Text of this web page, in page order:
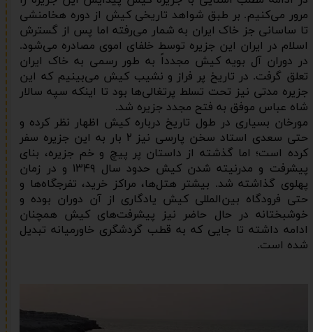
مرور می‌کنیم. بر طبق شواهد تاریخی کیش از دوره هخامنشی
تا ساسانی جز خاک ایران به شمار می‌رفته اما پس از گسترش
اسلام در ایران این جزیره توسط خلفای اموی مصادره می‌شود.
در دوران آل بویه کیش مجدداً به طور رسمی به خاک ایران
تعلق گرفت. در تاریخ پر فراز و نشیب کیش می‌بینیم که این
جزیره مدتی نیز تحت تسلط پرتغالی‌ها بود تا اینکه سپه سالار
شاه عباس موفق به فتح مجدد جزیره شد.
مورخان بسیاری در طول تاریخ درباره کیش اظهار نظر کرده و
حتی سعدی استاد سخن پارسی نیز ۲ بار به این جزیره سفر
کرده است؛ اما گذشته از داستان پر پیچ و خم جزیره، بنای
پیشرفت و مدرنیته شدن کیش حدود سال ۱۳۴۹ و در زمان
پهلوی گذاشته شد. بیشتر هتل‌ها، مراکز خرید، تفرجگاه‌ها و
حتی فرودگاه بین‌المللی کیش یادگاری از آن دوران بوده و
خوشبختانه در حال حاضر نیز پیشرفت‌های کیش همچنان
ادامه داشته تا جایی که به قطب گردشگری خاورمیانه تبدیل
شده است.